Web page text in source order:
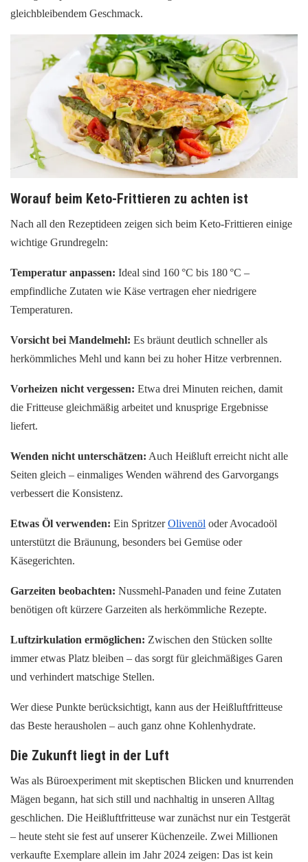
gleichbleibendem Geschmack.
Worauf beim Keto-Frittieren zu achten ist
Nach all den Rezeptideen zeigen sich beim Keto-Frittieren einige
wichtige Grundregeln:
Temperatur anpassen: Ideal sind 160 °C bis 180 °C –
empfindliche Zutaten wie Käse vertragen eher niedrigere
Temperaturen.
Vorsicht bei Mandelmehl: Es bräunt deutlich schneller als
herkömmliches Mehl und kann bei zu hoher Hitze verbrennen.
Vorheizen nicht vergessen: Etwa drei Minuten reichen, damit
die Fritteuse gleichmäßig arbeitet und knusprige Ergebnisse
liefert.
Wenden nicht unterschätzen: Auch Heißluft erreicht nicht alle
Seiten gleich – einmaliges Wenden während des Garvorgangs
verbessert die Konsistenz.
Etwas Öl verwenden: Ein SpritzerOlivenöl oder Avocadoöl
unterstützt die Bräunung, besonders bei Gemüse oder
Käsegerichten.
Garzeiten beobachten: Nussmehl-Panaden und feine Zutaten
benötigen oft kürzere Garzeiten als herkömmliche Rezepte.
Luftzirkulation ermöglichen: Zwischen den Stücken sollte
immer etwas Platz bleiben – das sorgt für gleichmäßiges Garen
und verhindert matschige Stellen.
Wer diese Punkte berücksichtigt, kann aus der Heißluftfritteuse
das Beste herausholen – auch ganz ohne Kohlenhydrate.
Die Zukunft liegt in der Luft
Was als Büroexperiment mit skeptischen Blicken und knurrenden
Mägen begann, hat sich still und nachhaltig in unseren Alltag
geschlichen. Die Heißluftfritteuse war zunächst nur ein Testgerät
– heute steht sie fest auf unserer Küchenzeile. Zwei Millionen
verkaufte Exemplare allein im Jahr 2024 zeigen: Das ist kein